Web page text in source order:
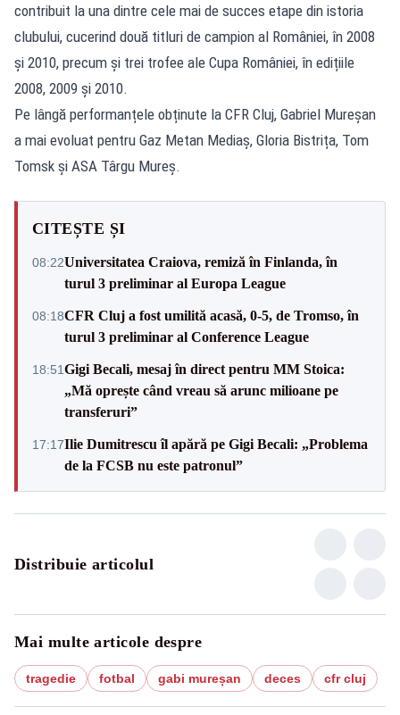
contribuit la una dintre cele mai de succes etape din istoria
clubului, cucerind două titluri de campion al României, în 2008
și 2010, precum și trei trofee ale Cupa României, în edițiile
2008, 2009 și 2010.
Pe lângă performanțele obținute la CFR Cluj, Gabriel Mureșan
a mai evoluat pentru Gaz Metan Mediaș, Gloria Bistrița, Tom
Tomsk și ASA Târgu Mureș.
CITEȘTE ȘI
08:22Universitatea Craiova, remiză în Finlanda, în
turul 3 preliminar al Europa League
08:18CFR Cluj a fost umilită acasă, 0-5, de Tromso, în
turul 3 preliminar al Conference League
18:51Gigi Becali, mesaj în direct pentru MM Stoica:
„Mă oprește când vreau să arunc milioane pe
transferuri”
17:17Ilie Dumitrescu îl apără pe Gigi Becali: „Problema
de la FCSB nu este patronul”
Distribuie articolul
Mai multe articole despre
tragedie fotbal gabi mureșan deces cfr cluj